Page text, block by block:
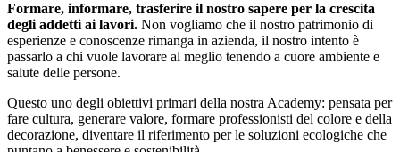
Formare, informare, trasferire il nostro sapere per la crescita
degli addetti ai lavori. Non vogliamo che il nostro patrimonio di
esperienze e conoscenze rimanga in azienda, il nostro intento è
passarlo a chi vuole lavorare al meglio tenendo a cuore ambiente e
salute delle persone.
Questo uno degli obiettivi primari della nostra Academy: pensata per
fare cultura, generare valore, formare professionisti del colore e della
decorazione, diventare il riferimento per le soluzioni ecologiche che